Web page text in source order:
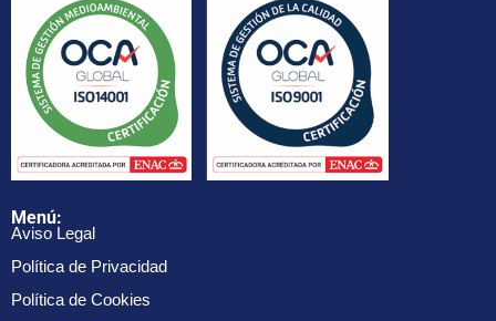
Menú:
Aviso Legal
Política de Privacidad
Política de Cookies